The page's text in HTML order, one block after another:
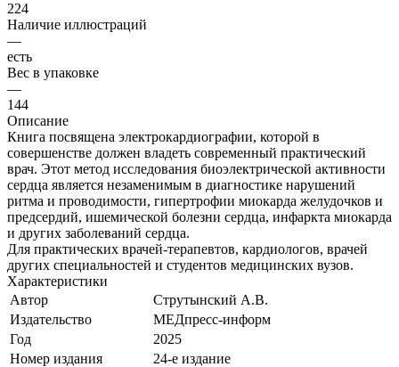
224
Наличие иллюстраций
—
есть
Вес в упаковке
—
144
Описание
Книга посвящена электрокардиографии, которой в
совершенстве должен владеть современный практический
врач. Этот метод исследования биоэлектрической активности
сердца является незаменимым в диагностике нарушений
ритма и проводимости, гипертрофии миокарда желудочков и
предсердий, ишемической болезни сердца, инфаркта миокарда
и других заболеваний сердца.
Для практических врачей-терапевтов, кардиологов, врачей
других специальностей и студентов медицинских вузов.
Характеристики
Автор
Струтынский А.В.
Издательство
МЕДпресс-информ
Год
2025
Номер издания
24-е издание